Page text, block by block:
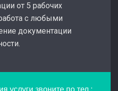
от 5 рабочих
с любыми
документации